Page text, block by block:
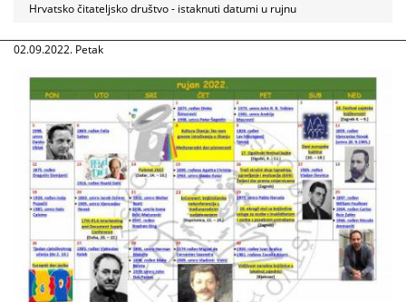
Hrvatsko čitateljsko društvo - istaknuti datumi u rujnu
02.09.2022. Petak